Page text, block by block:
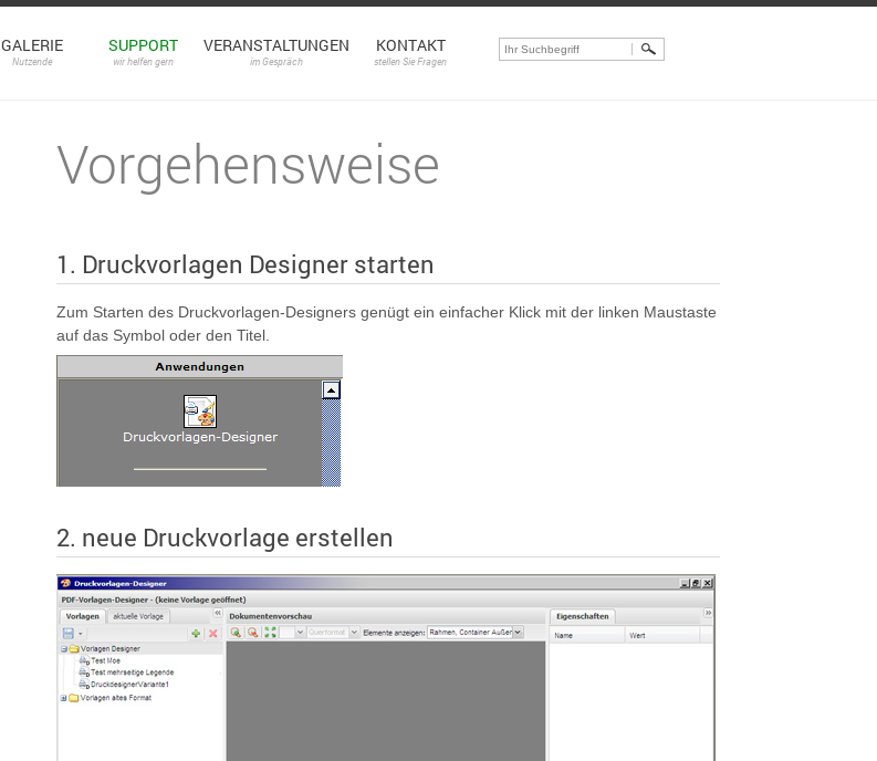
GALERIE
Nutzende
SUPPORT
wir helfen gern
VERANSTALTUNGEN
im Gespräch
KONTAKT
stellen Sie Fragen
Vorgehensweise
1. Druckvorlagen Designer starten
Zum Starten des Druckvorlagen-Designers genügt ein einfacher Klick mit der linken Maustaste
auf das Symbol oder den Titel.
2. neue Druckvorlage erstellen